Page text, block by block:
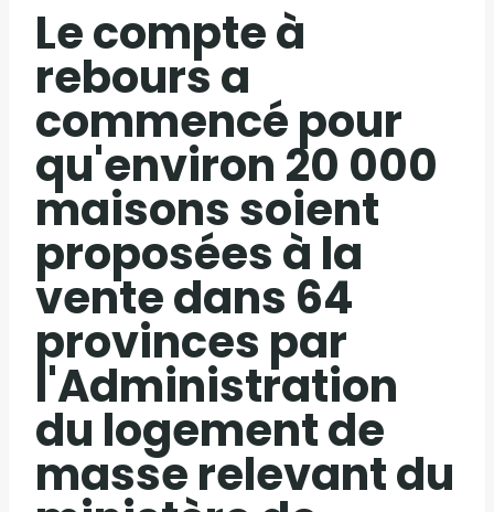
Le compte à
rebours a
commencé pour
qu'environ 20 000
maisons soient
proposées à la
vente dans 64
provinces par
l'Administration
du logement de
masse relevant du